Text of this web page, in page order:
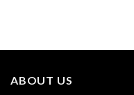
ABOUT US